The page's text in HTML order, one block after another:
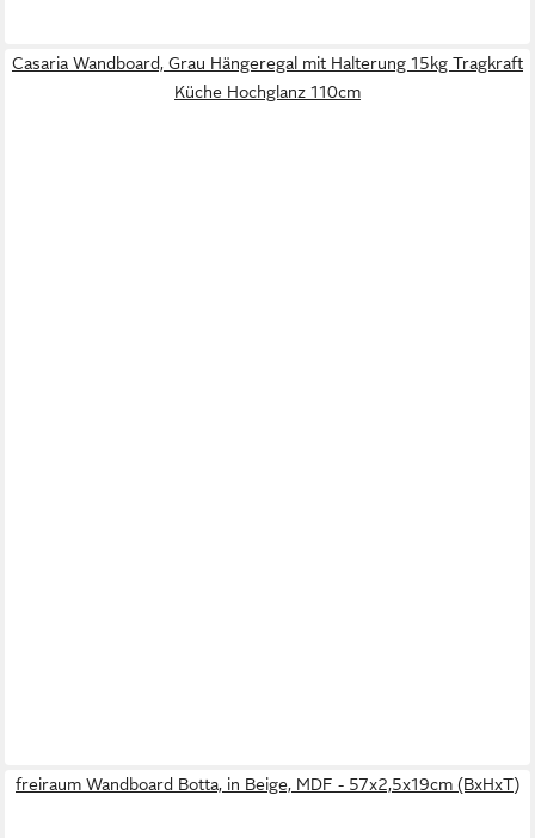
Casaria Wandboard, Grau Hängeregal mit Halterung 15kg Tragkraft
Küche Hochglanz 110cm
freiraum Wandboard Botta, in Beige, MDF - 57x2,5x19cm (BxHxT)